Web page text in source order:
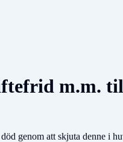
m.m.
genom att skjuta denne i